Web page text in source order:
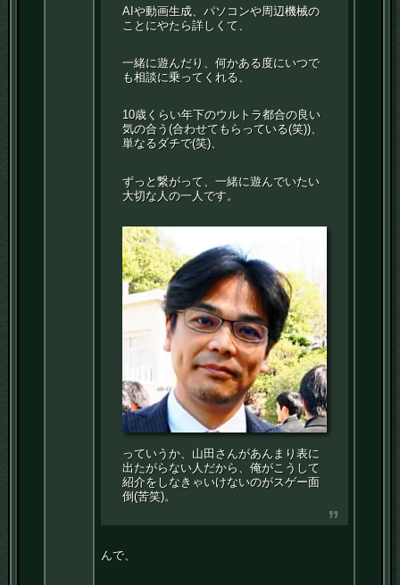
AIや動画生成、パソコンや周辺機械の
ことにやたら詳しくて、
一緒に遊んだり、何かある度にいつで
も相談に乗ってくれる、
10歳くらい年下のウルトラ都合の良い
気の合う(合わせてもらっている(笑))、
単なるダチで(笑)、
ずっと繋がって、一緒に遊んでいたい
大切な人の一人です。
っていうか、山田さんがあんまり表に
出たがらない人だから、俺がこうして
紹介をしなきゃいけないのがスゲー面
倒(苦笑)。
んで、